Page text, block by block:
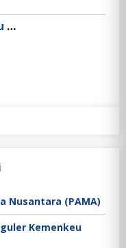
Lowongan Kerja PT Citra Palu Minerals
Nusantara (PAMA)
Kemenkeu